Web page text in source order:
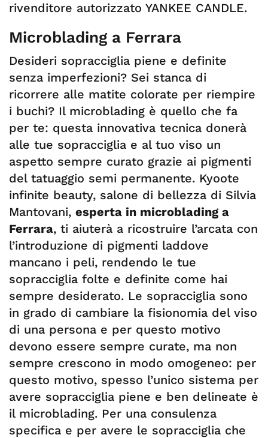
rivenditore autorizzato YANKEE CANDLE.
Microblading a Ferrara
Desideri sopracciglia piene e definite
senza imperfezioni? Sei stanca di
ricorrere alle matite colorate per riempire
i buchi? Il microblading è quello che fa
per te: questa innovativa tecnica donerà
alle tue sopracciglia e al tuo viso un
aspetto sempre curato grazie ai pigmenti
del tatuaggio semi permanente. Kyoote
infinite beauty, salone di bellezza di Silvia
Mantovani, esperta in microblading a
Ferrara, ti aiuterà a ricostruire l’arcata con
l’introduzione di pigmenti laddove
mancano i peli, rendendo le tue
sopracciglia folte e definite come hai
sempre desiderato. Le sopracciglia sono
in grado di cambiare la fisionomia del viso
di una persona e per questo motivo
devono essere sempre curate, ma non
sempre crescono in modo omogeneo: per
questo motivo, spesso l’unico sistema per
avere sopracciglia piene e ben delineate è
il microblading. Per una consulenza
specifica e per avere le sopracciglia che